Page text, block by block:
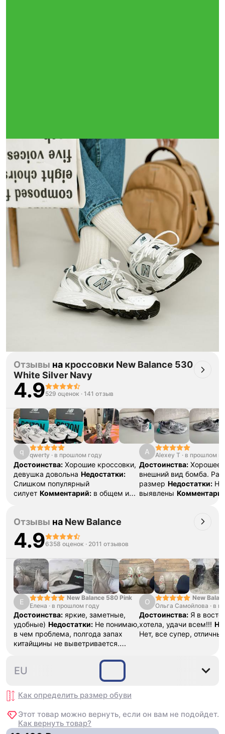
Тройная гарантия
оригинальности
Товар сертифицирован и опломбирован.
Проверяем на оригинальность
по 16 параметрам.
Если придёт подделка — вернём деньги
в трёхкратном размере.
Как мы провеяем товары
Отзывы на кроссовки New Balance 530
White Silver Navy
4.9529 оценок · 141 отзыв
q qwerty · в прошлом году
Достоинства: Хорошие кроссовки,
девушка довольна Недостатки:
Слишком популярный
силует Комментарий: в общем и
A Alexey T · в прошлом
Достоинства: Хорошее
внешний вид бомба.
размер Недостатки: Не
выявлены
Отзывы на New Balance
4.96358 оценок · 2011 отзывов
Е
New Balance 580 Pink
Елена · в прошлом году
Достоинства: яркие, заметные,
удобные) Недостатки: Не понимаю,
в чем проблема, полгода запах
китайщины не выветривается.
За свои
деньги вполне норм.
О
New
Ольга Самойлова · в
Достоинства: Я в
хотела, удачи всем!!!
Нет, все супер,
38.5
EU
Как определить размер обуви
Этот товар можно вернуть, если он вам не подойдет.
Как вернуть товар?